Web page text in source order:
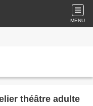
MENU
théâtre adulte